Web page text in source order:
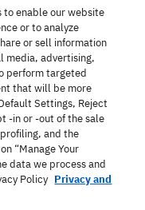
to enable our website
or to analyze
or sell information
media, advertising,
perform targeted
that will be more
Settings, Reject
-in or -out of the sale
and the
“Manage Your
data we process and
Policy Privacy and